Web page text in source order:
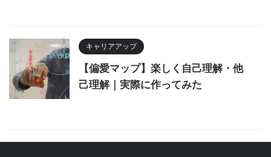
キャリアアップ
【偏愛マップ】楽しく自己理解・他
己理解｜実際に作ってみた